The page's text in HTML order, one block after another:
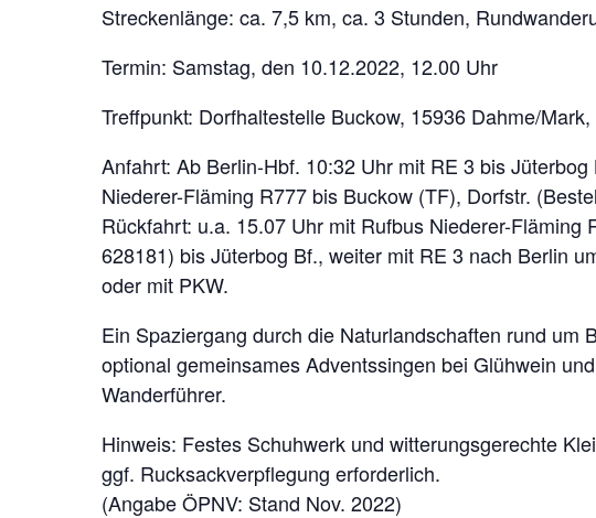
Streckenlänge: ca. 7,5 km, ca. 3 Stunden,
Termin: Samstag, den 10.12.2022, 12.00 Uhr
Treffpunkt: Dorfhaltestelle Buckow, 15936 Dahme/
Anfahrt: Ab Berlin-Hbf. 10:32 Uhr mit RE 3 bis
Niederer-Fläming R777 bis Buckow (TF), Dorfstr.
Rückfahrt: u.a. 15.07 Uhr mit Rufbus Niederer-Fläming
628181) bis Jüterbog Bf., weiter mit RE 3 nach Berlin
oder mit PKW.
Ein Spaziergang durch die Naturlandschaften rund um
optional gemeinsames Adventssingen bei Glühwein
Wanderführer.
Hinweis: Festes Schuhwerk und witterungsgerechte
ggf. Rucksackverpflegung erforderlich.
(Angabe ÖPNV: Stand Nov. 2022)